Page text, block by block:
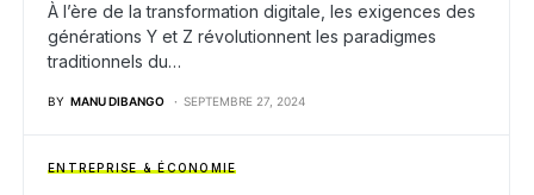
À l’ère de la transformation digitale, les exigences des
générations Y et Z révolutionnent les paradigmes
traditionnels du…
BY MANU DIBANGO SEPTEMBRE 27, 2024
ENTREPRISE & ÉCONOMIE